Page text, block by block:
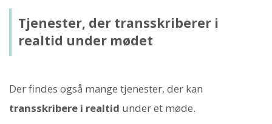
Tjenester, der transskriberer i
realtid under mødet
Der findes også mange tjenester, der kan
transskribere i realtid under et møde.